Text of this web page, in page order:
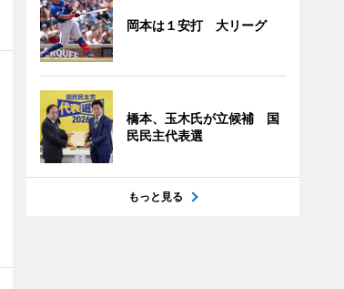
岡本は１安打 大リーグ
橋本、玉木氏が立候補 国
民民主代表選
もっと見る